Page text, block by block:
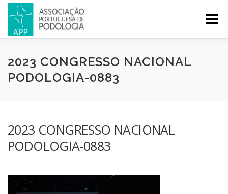
Menu
APP PODOLOGIA LICENCIATURA EM PODOLOGIA
CONGRESSOS REVISTA CONTACTOS
2023 CONGRESSO NACIONAL
PODOLOGIA-0883
2023 CONGRESSO NACIONAL
PODOLOGIA-0883